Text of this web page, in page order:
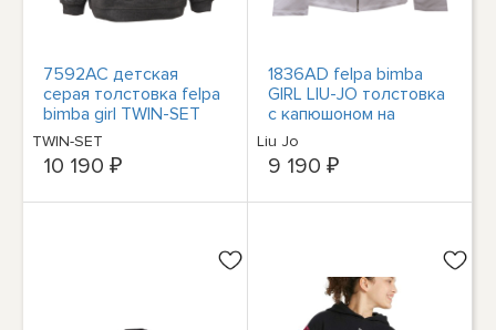
7592AC детская
серая толстовка felpa
bimba girl TWIN-SET
TWIN-SET
10 190 ₽
1836AD felpa bimba
GIRL LIU-JO толстовка
с капюшоном на
молнии для детей
Liu Jo
9 190 ₽